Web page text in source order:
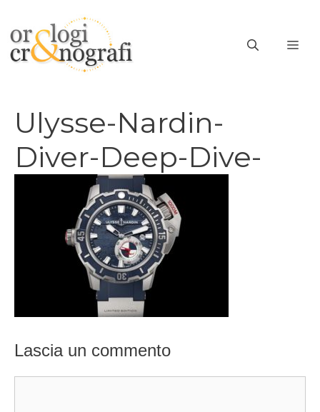
contenuto
Ulysse-Nardin-
Diver-Deep-Dive-
Lascia un commento